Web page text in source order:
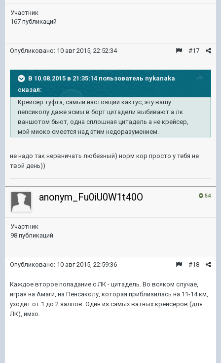
Участник
167 публикаций
#17
Опубликовано: 10 авг 2015, 22:52:34
В 10.08.2015 в 21:35:14 пользователь nykanaka
сказал:
Крейсер туфта, самый настоящий кактус, эту вашу
пепсиколу даже эсмы в борт цитадели выбивают а лк
ваншотом бьют, одна сплошная цитадель а не крейсер,
мой миоко смеется над этим недоразумением.
не надо так нервничать любезный) норм кор просто у тебя не
твой день))
54
anonym_Fu0iU0W1t40O
Участник
98 публикаций
#18
Опубликовано: 10 авг 2015, 22:59:36
Каждое второе попадание с ЛК - цитадель. Во всяком случае,
играя на Амаги, на Пенсаколу, которая приблизилась на 11-14 км,
уходит от 1 до 2 залпов. Один из самых ватных крейсеров (для
ЛК), имхо.